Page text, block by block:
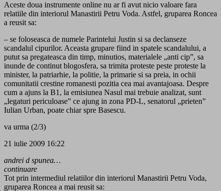
Aceste doua instrumente online nu ar fi avut nicio valoare fara
relatiile din interiorul Manastirii Petru Voda. Astfel, gruparea Roncea
a reusit sa:
– se foloseasca de numele Parintelui Justin si sa declanseze
scandalul cipurilor. Aceasta grupare fiind in spatele scandalului, a
putut sa pregateasca din timp, minutios, materialele „anti cip”, sa
inunde de continut blogosfera, sa trimita proteste peste proteste la
minister, la patriarhie, la politie, la primarie si sa preia, in ochii
comunitatii crestine romanesti pozitia cea mai avantajoasa. Despre
cum a ajuns la B1, la emisiunea Nasul mai trebuie analizat, sunt
„legaturi periculoase” ce ajung in zona PD-L, senatorul „prieten”
Iulian Urban, poate chiar spre Basescu.
va urma (2/3)
21 iulie 2009 16:22
andrei d spunea…
continuare
Tot prin intermediul relatiilor din interiorul Manastirii Petru Voda,
gruparea Roncea a mai reusit sa: